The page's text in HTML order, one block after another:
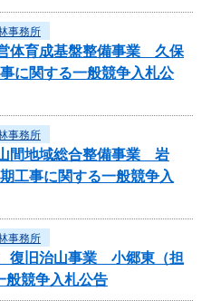
事務所
体育成基盤整備事業 久保
に関する一般競争入札公
事務所
間地域総合整備事業 岩
工事に関する一般競争入
事務所
復旧治山事業 小郷東（担
般競争入札公告